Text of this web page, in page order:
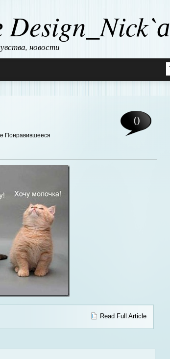
новости
Понравившееся
0
Read Full Article